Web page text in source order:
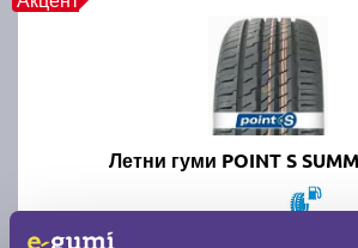
Летни гуми POINT S